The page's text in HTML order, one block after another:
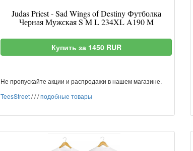
Judas Priest - Sad Wings of Destiny Футболка
Черная Мужская S M L 234XL A190 M
Купить за 1450 RUR
Не пропускайте акции и распродажи в нашем магазине.
TeesStreet///подобные товары